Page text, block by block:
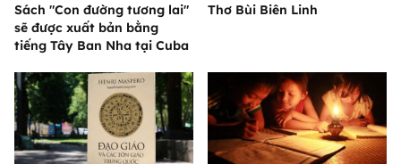
Sách "Con đường tương lai"
sẽ được xuất bản bằng
tiếng Tây Ban Nha tại Cuba
Thơ Bùi Biên Linh